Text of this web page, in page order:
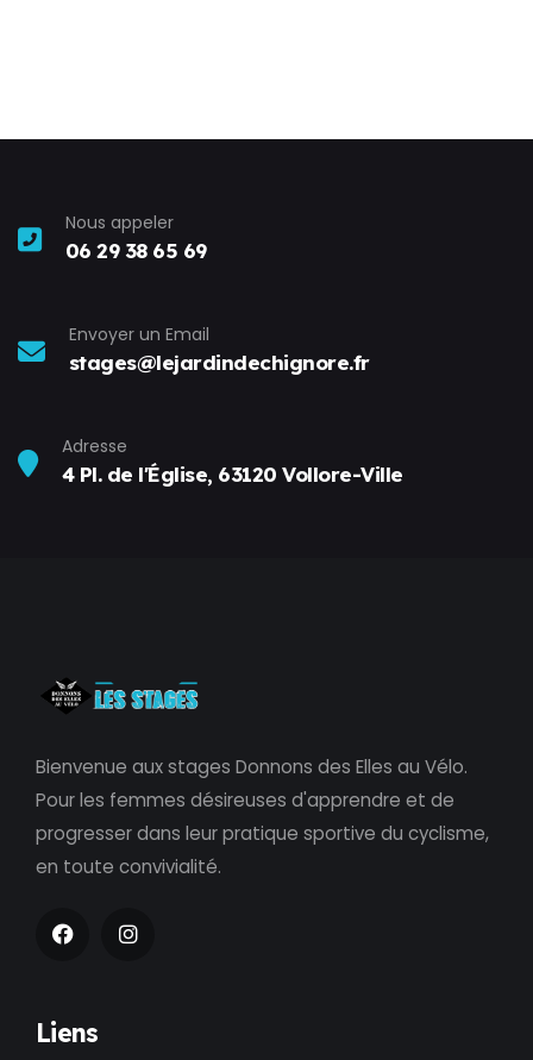
Nous appeler
06 29 38 65 69
Envoyer un Email
stages@lejardindechignore.fr
Adresse
4 Pl. de l'Église, 63120 Vollore-Ville
Bienvenue aux stages Donnons des Elles au Vélo.
Pour les femmes désireuses d'apprendre et de
progresser dans leur pratique sportive du cyclisme,
en toute convivialité.
Liens